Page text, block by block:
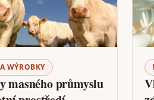
WÝROBKY
masného průmyslu